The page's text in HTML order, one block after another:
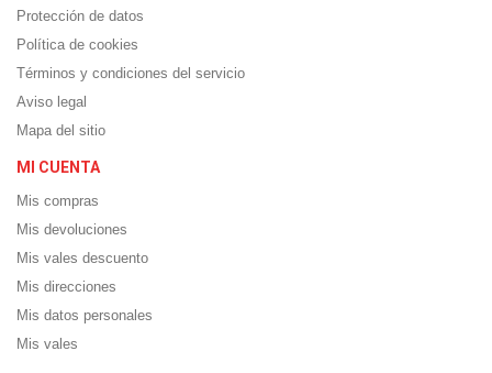
Protección de datos
Política de cookies
Términos y condiciones del servicio
Aviso legal
Mapa del sitio
MI CUENTA
Mis compras
Mis devoluciones
Mis vales descuento
Mis direcciones
Mis datos personales
Mis vales